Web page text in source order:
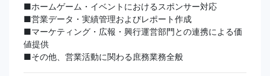
■ホームゲーム・イベントにおけるスポンサー対応
■営業データ・実績管理およびレポート作成
■マーケティング・広報・興行運営部門との連携による価
値提供
■その他、営業活動に関わる庶務業務全般